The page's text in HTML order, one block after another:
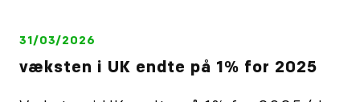
31/03/2026
væksten i UK endte på 1% for 2025